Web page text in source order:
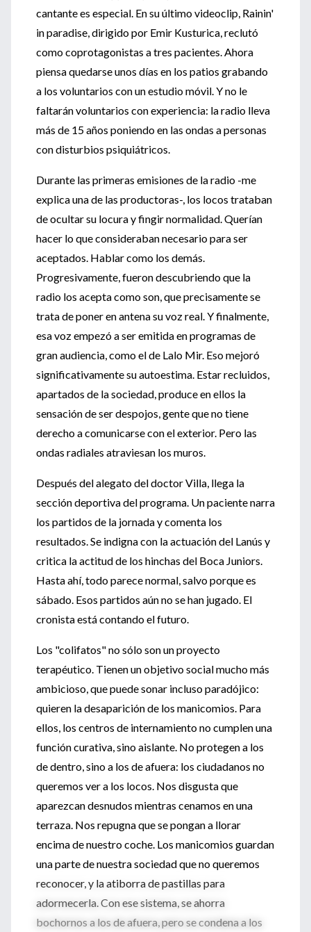
cantante es especial. En su último videoclip, Rainin'
in paradise, dirigido por Emir Kusturica, reclutó
como coprotagonistas a tres pacientes. Ahora
piensa quedarse unos días en los patios grabando
a los voluntarios con un estudio móvil. Y no le
faltarán voluntarios con experiencia: la radio lleva
más de 15 años poniendo en las ondas a personas
con disturbios psiquiátricos.
Durante las primeras emisiones de la radio -me
explica una de las productoras-, los locos trataban
de ocultar su locura y fingir normalidad. Querían
hacer lo que consideraban necesario para ser
aceptados. Hablar como los demás.
Progresivamente, fueron descubriendo que la
radio los acepta como son, que precisamente se
trata de poner en antena su voz real. Y finalmente,
esa voz empezó a ser emitida en programas de
gran audiencia, como el de Lalo Mir. Eso mejoró
significativamente su autoestima. Estar recluidos,
apartados de la sociedad, produce en ellos la
sensación de ser despojos, gente que no tiene
derecho a comunicarse con el exterior. Pero las
ondas radiales atraviesan los muros.
Después del alegato del doctor Villa, llega la
sección deportiva del programa. Un paciente narra
los partidos de la jornada y comenta los
resultados. Se indigna con la actuación del Lanús y
critica la actitud de los hinchas del Boca Juniors.
Hasta ahí, todo parece normal, salvo porque es
sábado. Esos partidos aún no se han jugado. El
cronista está contando el futuro.
Los "colifatos" no sólo son un proyecto
terapéutico. Tienen un objetivo social mucho más
ambicioso, que puede sonar incluso paradójico:
quieren la desaparición de los manicomios. Para
ellos, los centros de internamiento no cumplen una
función curativa, sino aislante. No protegen a los
de dentro, sino a los de afuera: los ciudadanos no
queremos ver a los locos. Nos disgusta que
aparezcan desnudos mientras cenamos en una
terraza. Nos repugna que se pongan a llorar
encima de nuestro coche. Los manicomios guardan
una parte de nuestra sociedad que no queremos
reconocer, y la atiborra de pastillas para
adormecerla. Con ese sistema, se ahorra
bochornos a los de afuera, pero se condena a los